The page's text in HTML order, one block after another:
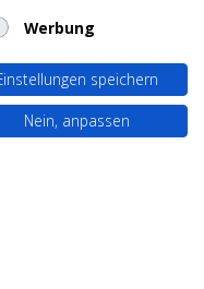
Werbung
speichern
Nein, anpassen